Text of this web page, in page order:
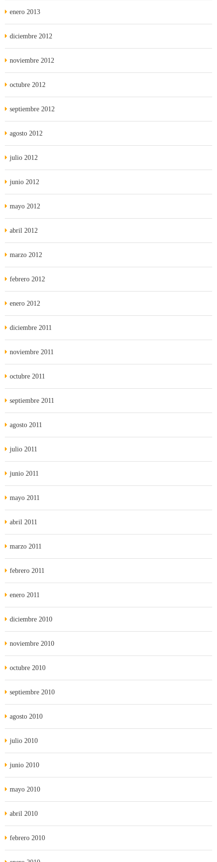
enero 2013
diciembre 2012
noviembre 2012
octubre 2012
septiembre 2012
agosto 2012
julio 2012
junio 2012
mayo 2012
abril 2012
marzo 2012
febrero 2012
enero 2012
diciembre 2011
noviembre 2011
octubre 2011
septiembre 2011
agosto 2011
julio 2011
junio 2011
mayo 2011
abril 2011
marzo 2011
febrero 2011
enero 2011
diciembre 2010
noviembre 2010
octubre 2010
septiembre 2010
agosto 2010
julio 2010
junio 2010
mayo 2010
abril 2010
febrero 2010